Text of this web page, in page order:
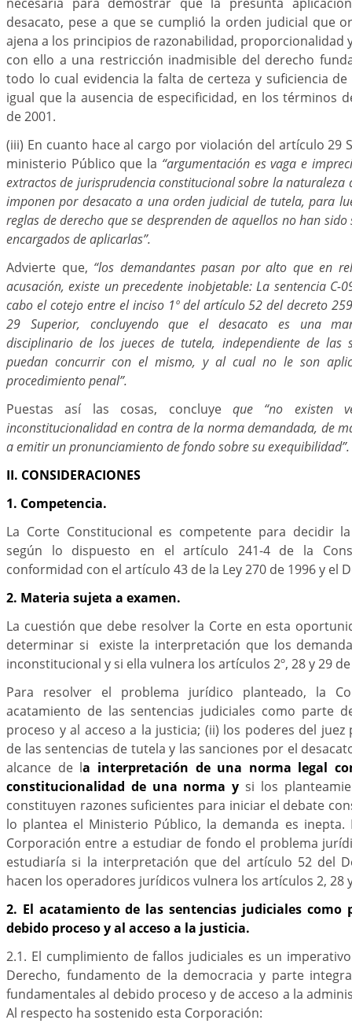
desacato, pese a que se cumplió la orden judicial que
ajena a los principios de razonabilidad, proporcionalidad
con ello a una restricción inadmisible del derecho
todo lo cual evidencia la falta de certeza y suficiencia
igual que la ausencia de especificidad, en los términos
de 2001.
(iii) En cuanto hace al cargo por violación del artículo 29
ministerio Público que la “argumentación es vaga e
extractos de jurisprudencia constitucional sobre la naturaleza
imponen por desacato a una orden judicial de tutela, para
reglas de derecho que se desprenden de aquellos no han
encargados de aplicarlas”.
Advierte que, “los demandantes pasan por alto que en
acusación, existe un precedente inobjetable: La sentencia C-
cabo el cotejo entre el inciso 1º del artículo 52 del decreto
29 Superior, concluyendo que el desacato es una
disciplinario de los jueces de tutela, independiente de las
puedan concurrir con el mismo, y al cual no le son
procedimiento penal”.
Puestas así las cosas, concluye que “no existen
inconstitucionalidad en contra de la norma demandada, de
a emitir un pronunciamiento de fondo sobre su exequibilidad”.
II. CONSIDERACIONES
1. Competencia.
La Corte Constitucional es competente para decidir
según lo dispuesto en el artículo 241-4 de la
conformidad con el artículo 43 de la Ley 270 de 1996 y el
2. Materia sujeta a examen.
La cuestión que debe resolver la Corte en esta
determinar si existe la interpretación que los
inconstitucional y si ella vulnera los artículos 2º, 28 y 29
Para resolver el problema jurídico planteado, la
acatamiento de las sentencias judiciales como parte
proceso y al acceso a la justicia; (ii) los poderes del
de las sentencias de tutela y las sanciones por el
alcance de la interpretación de una norma legal
constitucionalidad de una norma y si los
constituyen razones suficientes para iniciar el debate
lo plantea el Ministerio Público, la demanda es inepta.
Corporación entre a estudiar de fondo el problema
estudiaría si la interpretación que del artículo 52 del
hacen los operadores jurídicos vulnera los artículos 2, 28
2. El acatamiento de las sentencias judiciales como
debido proceso y al acceso a la justicia.
2.1. El cumplimiento de fallos judiciales es un
Derecho, fundamento de la democracia y parte
fundamentales al debido proceso y de acceso a la
Al respecto ha sostenido esta Corporación: